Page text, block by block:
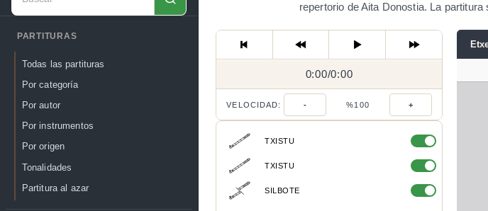
PARTITURAS
Todas las partituras
Por categoría
Por autor
Por instrumentos
Por origen
Tonalidades
Partitura al azar
repertorio de Aita Donostia. La
0:00/
0:00/0:00
VELOCIDAD: - %100 +
TXISTU
TXISTU
SILBOTE